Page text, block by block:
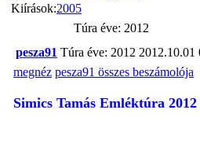
Kiírások:2005
Túra éve: 2012
pesza91 Túra éve: 2012 2012.10.01
megnéz pesza91 összes beszámolója
Simics Tamás Emléktúra